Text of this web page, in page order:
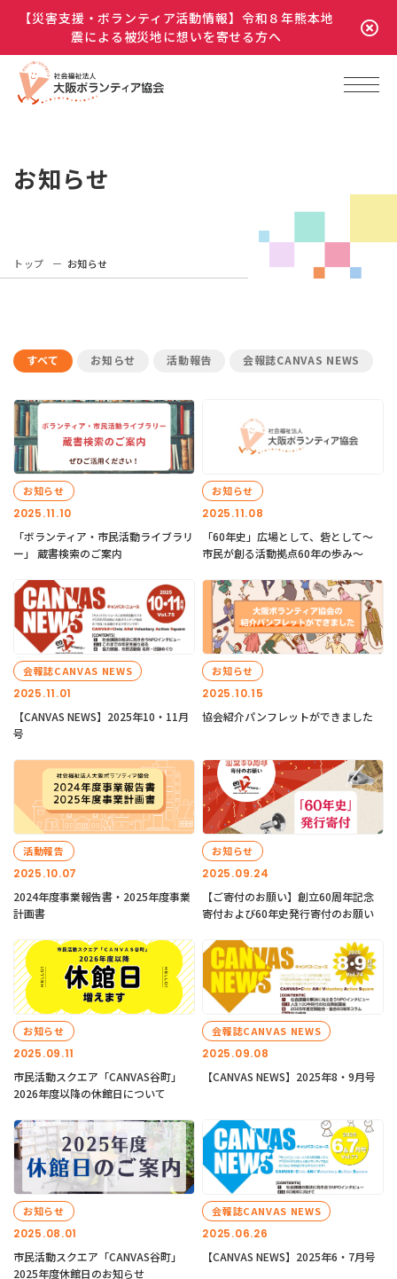
【災害支援・ボランティア活動情報】令和８年熊本地
震による被災地に想いを寄せる方へ
お知らせ
トップ お知らせ
すべて お知らせ 活動報告 会報誌CANVAS NEWS
2025.11.10
お知らせ
「ボランティア・市民活動ライブラリ
ー」 蔵書検索のご案内
2025.11.08
お知らせ
「60年史」広場として、砦として～
市民が創る活動拠点60年の歩み～
2025.11.01
会報誌CANVAS NEWS
【CANVAS NEWS】2025年10・11月
号
2025.10.15
お知らせ
協会紹介パンフレットができました
2025.10.07
活動報告
2024年度事業報告書・2025年度事業
計画書
2025.09.24
お知らせ
【ご寄付のお願い】創立60周年記念
寄付および60年史発行寄付のお願い
2025.09.11
お知らせ
市民活動スクエア「CANVAS谷町」
2026年度以降の休館日について
2025.09.08
会報誌CANVAS NEWS
【CANVAS NEWS】2025年8・9月号
2025.08.01
お知らせ
市民活動スクエア「CANVAS谷町」
2025年度休館日のお知らせ
2025.06.26
会報誌CANVAS NEWS
【CANVAS NEWS】2025年6・7月号